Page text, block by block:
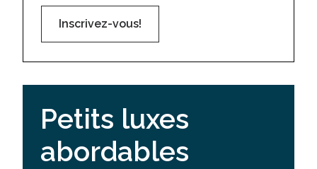
Inscrivez-vous!
Petits luxes
abordables